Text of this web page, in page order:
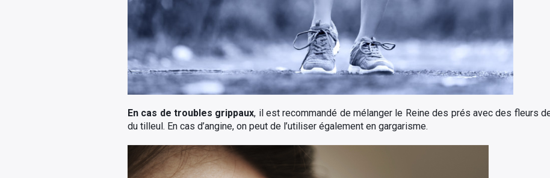
En cas de troubles grippaux, il est recommandé de mélanger le Reine des prés avec des fleurs
du tilleul. En cas d’angine, on peut de l’utiliser également en gargarisme.